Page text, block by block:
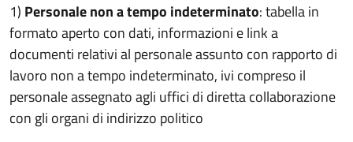
1) Personale non a tempo indeterminato: tabella in
formato aperto con dati, informazioni e link a
documenti relativi al personale assunto con rapporto di
lavoro non a tempo indeterminato, ivi compreso il
personale assegnato agli uffici di diretta collaborazione
con gli organi di indirizzo politico